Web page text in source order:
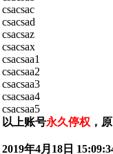
csacsac
csacsad
csacsaz
csacsax
csacsaa1
csacsaa2
csacsaa3
csacsaa4
csacsaa5
以上账号永久停权 ，
2019年4月18日